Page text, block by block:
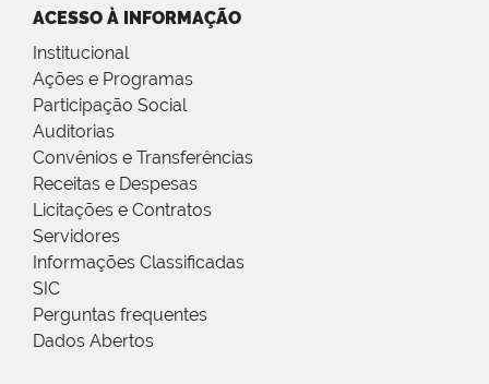
ACESSO À INFORMAÇÃO
Institucional
Ações e Programas
Participação Social
Auditorias
Convênios e Transferências
Receitas e Despesas
Licitações e Contratos
Servidores
Informações Classificadas
SIC
Perguntas frequentes
Dados Abertos